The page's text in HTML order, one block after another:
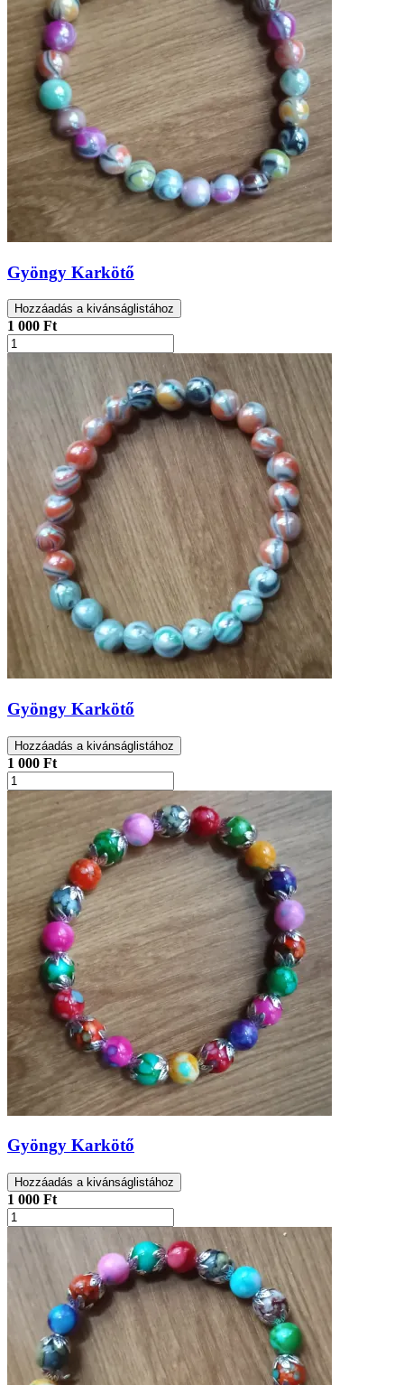
Gyöngy Karkötő
Hozzáadás a kivánságlistához
1 000 Ft
Gyöngy Karkötő
Hozzáadás a kivánságlistához
1 000 Ft
Gyöngy Karkötő
Hozzáadás a kivánságlistához
1 000 Ft